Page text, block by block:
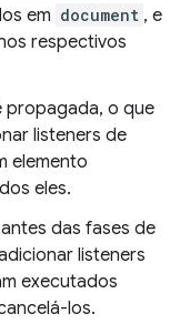
em document , e
respectivos
propagada, o que
listeners de
elemento
eles.
das fases de
listeners
executados
los.